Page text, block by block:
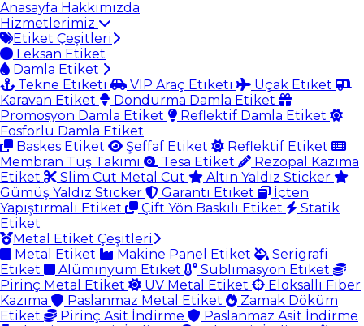
Anasayfa Hakkımızda
Hizmetlerimiz
Etiket Çeşitleri
Leksan Etiket
Damla Etiket
Tekne Etiketi
VIP Araç Etiketi
Uçak Etiket
Karavan Etiket
Dondurma Damla Etiket
Promosyon Damla Etiket
Reflektif Damla Etiket
Fosforlu Damla Etiket
Baskes Etiket
Şeffaf Etiket
Reflektif Etiket
Membran Tuş Takımı
Tesa Etiket
Rezopal Kazıma
Etiket
Slim Cut Metal Cut
Altın Yaldız Sticker
Gümüş Yaldız Sticker
Garanti Etiket
İçten
Yapıştırmalı Etiket
Çift Yön Baskılı Etiket
Statik
Etiket
Metal Etiket Çeşitleri
Metal Etiket
Makine Panel Etiket
Serigrafi
Etiket
Alüminyum Etiket
Sublimasyon Etiket
Pirinç Metal Etiket
UV Metal Etiket
Eloksallı Fiber
Kazıma
Paslanmaz Metal Etiket
Zamak Döküm
Etiket
Pirinç Asit İndirme
Paslanmaz Asit İndirme